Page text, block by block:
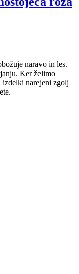
naravo in les.
Ker želimo
izdelki narejeni zgolj